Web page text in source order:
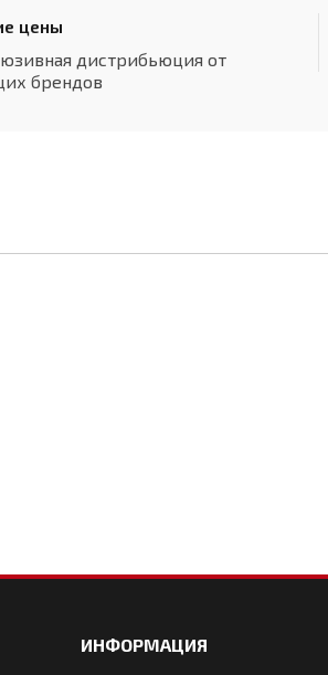
цены
дистрибьюция от
брендов
ИНФОРМАЦИЯ